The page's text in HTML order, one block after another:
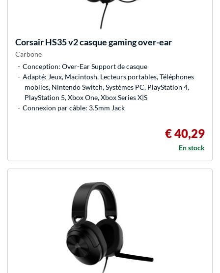
CorsairHS35 v2 casque gaming over-ear
Carbone
Conception: Over-Ear Support de casque
Adapté: Jeux, Macintosh, Lecteurs portables, Téléphones
mobiles, Nintendo Switch, Systèmes PC, PlayStation 4,
PlayStation 5, Xbox One, Xbox Series X|S
Connexion par câble: 3.5mm Jack
€ 40,29
En stock